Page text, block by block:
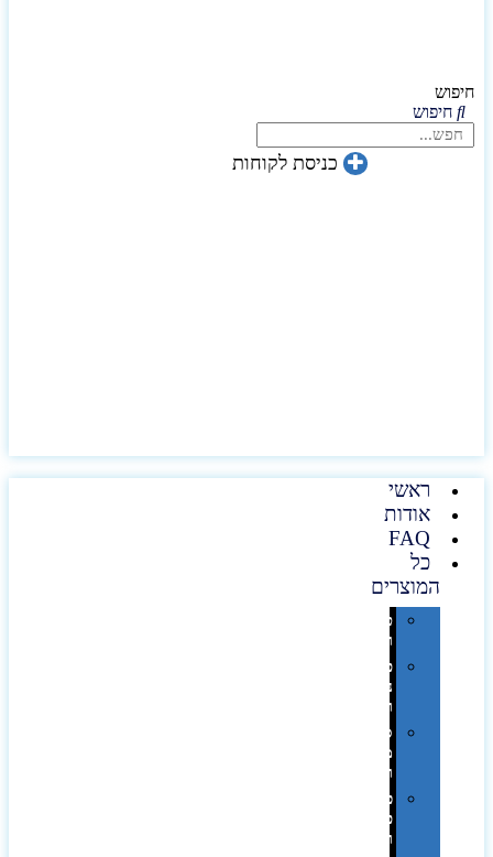
חיפוש
חיפוש
כניסת לקוחות
ראשי
אודות
FAQ
כל
המוצרים
טכנולוגיה
וגאדג'טים
פנאי,
נופש
ונסיעות
סביבת
משרד
ופרימיום
כלים,
פנסים
ורכב